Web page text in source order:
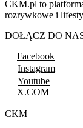
CKM.pl to
rozrywkowe i
DOŁĄCZ DO
Facebook
Instagram
Youtube
X.COM
CKM